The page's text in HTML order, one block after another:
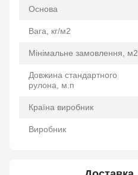
Основа
Вага, кг/м2
Мінімальне замовлення, м2
Довжина стандартного
рулона, м.п
Країна виробник
Виробник